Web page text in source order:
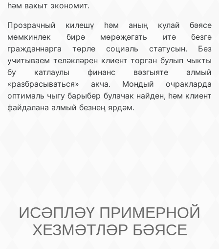
һәм вакыт экономит.
Прозрачный килешү һәм аның кулай бәясе
мөмкинлек бирә мөрәҗәгать итә безгә
гражданнарга төрле социаль статусын. Без
учитываем теләкләрен клиент торган булып чыкты
бу катлаулы финанс вәзгыяте алмый
«разбрасываться» акча. Мондый очракларда
оптималь чыгу барыбер булачак найден, һәм клиент
файдалана алмый безнең ярдәм.
ИСӘПЛӘҮ ПРИМЕРНОЙ
ХЕЗМӘТЛӘР БӘЯСЕ